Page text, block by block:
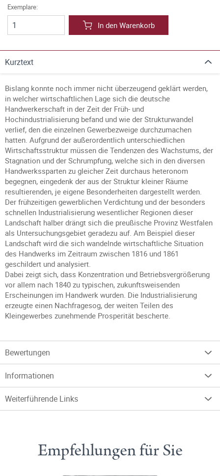
Exemplare:
In den Warenkorb
Kurztext
Bislang konnte noch immer nicht überzeugend geklärt werden,
in welcher wirtschaftlichen Lage sich die deutsche
Handwerkerschaft in der Zeit der Früh- und
Hochindustrialisierung befand und wie der Strukturwandel
verlief, den die einzelnen Gewerbezweige durchzumachen
hatten. Aufgrund der außerordentlich unterschiedlichen
Wirtschaftsstruktur müssen die Tendenzen des Wachstums, der
Stagnation und der Schrumpfung, welche sich in den diversen
Handwerkssparten zu gleicher Zeit durchaus heteronom
begegnen, eingedenk der aus der Struktur kleiner Räume
resultierenden, je eigene Besonderheiten dargestellt werden.
Der frühzeitigen gewerblichen Verdichtung und der besonders
schnellen Industrialisierung wesentlicher Regionen dieser
Landschaft halber drängt sich die preußische Provinz Westfalen
als Untersuchungsgebiet geradezu auf. Am Beispiel dieser
Landschaft wird die sich wandelnde wirtschaftliche Situation
des Handwerks im Zeitraum zwischen 1816 und 1861
geschildert und analysiert.
Dabei zeigt sich, dass Konzentration und Betriebsvergrößerung
vor allem nach 1840 zu typischen, zukunftsweisenden
Erscheinungen im Handwerk wurden. Die Industrialisierung
erzeugte einen Nachfragesog, der weiten Teilen des
Kleingewerbes zunehmende Prosperität bescherte.
Bewertungen
Informationen
Weiterführende Links
Empfehlungen für Sie